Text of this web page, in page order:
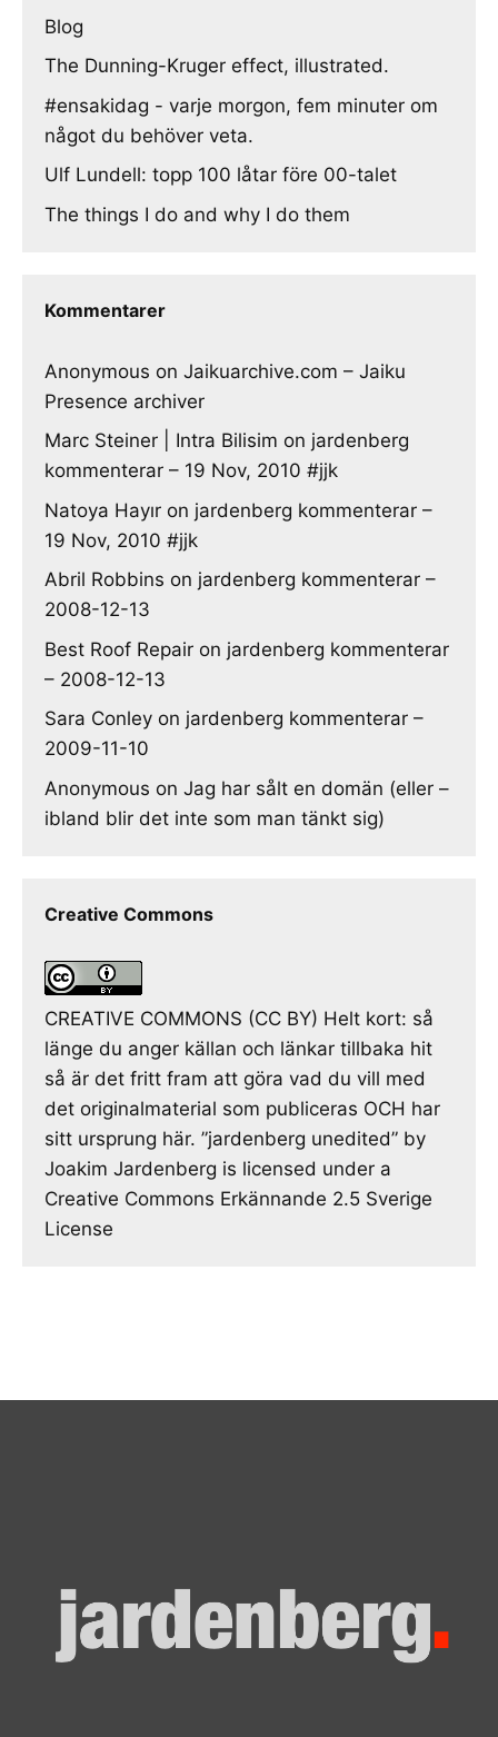
Blog
The Dunning-Kruger effect, illustrated.
#ensakidag - varje morgon, fem minuter om
något du behöver veta.
Ulf Lundell: topp 100 låtar före 00-talet
The things I do and why I do them
Kommentarer
Anonymous on Jaikuarchive.com – Jaiku
Presence archiver
Marc Steiner | Intra Bilisim on jardenberg
kommenterar – 19 Nov, 2010 #jjk
Natoya Hayır on jardenberg kommenterar –
19 Nov, 2010 #jjk
Abril Robbins on jardenberg kommenterar –
2008-12-13
Best Roof Repair on jardenberg kommenterar
– 2008-12-13
Sara Conley on jardenberg kommenterar –
2009-11-10
Anonymous on Jag har sålt en domän (eller –
ibland blir det inte som man tänkt sig)
Creative Commons
CREATIVE COMMONS (CC BY) Helt kort: så
länge du anger källan och länkar tillbaka hit
så är det fritt fram att göra vad du vill med
det originalmaterial som publiceras OCH har
sitt ursprung här. ”jardenberg unedited” by
Joakim Jardenberg is licensed under a
Creative Commons Erkännande 2.5 Sverige
License